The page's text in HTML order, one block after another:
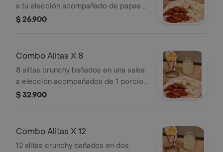
a tu elección acompañado de papas a
la francesa
$ 26.900
Combo Alitas X 8
8 alitas crunchy bañados en una salsa
a eleccion acompañados de 1 porcion
de papas a la francesa
$ 32.900
Combo Alitas X 12
12 alitas crunchy bañados en dos